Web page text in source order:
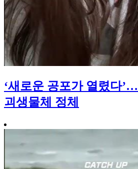
‘새로운 공포가 열렸다
괴생물체 정체